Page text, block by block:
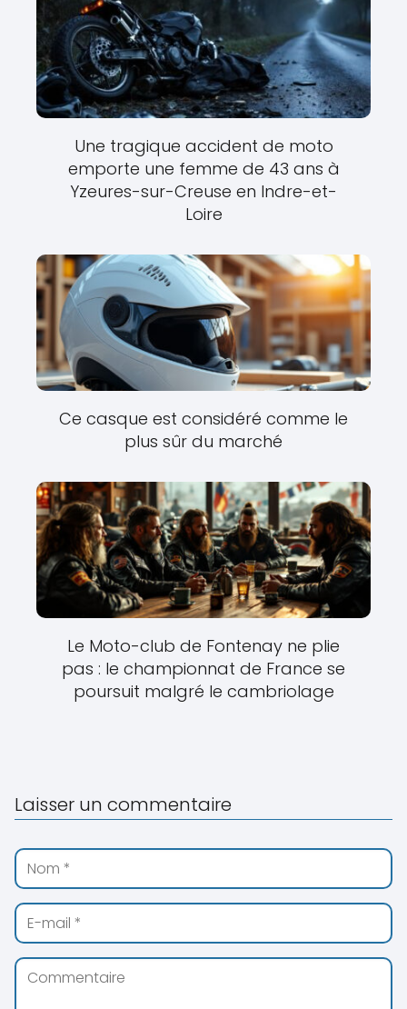
Une tragique accident de moto
emporte une femme de 43 ans à
Yzeures-sur-Creuse en Indre-et-
Loire
Ce casque est considéré comme le
plus sûr du marché
Le Moto-club de Fontenay ne plie
pas : le championnat de France se
poursuit malgré le cambriolage
Laisser un commentaire